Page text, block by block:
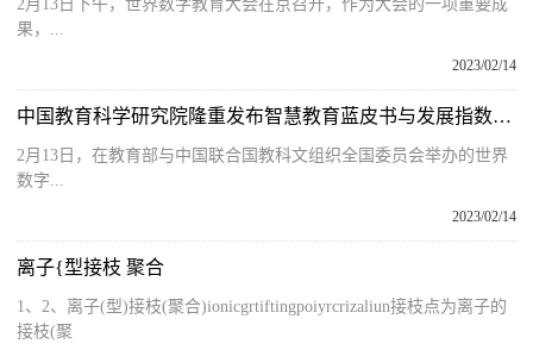
2月13日下午，世界数字教育大会在京召开，作为大会的一项重要成
果，...
2023/02/14
中国教育科学研究院隆重发布智慧教育蓝皮书与发展指数报告
2月13日，在教育部与中国联合国教科文组织全国委员会举办的世界
数字...
2023/02/14
离子{型接枝 聚合
1、2、离子(型)接枝(聚合)ionicgrtiftingpoiyrcrizaliun接枝点为离子的
接枝(聚